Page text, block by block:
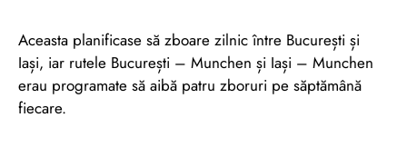
Aceasta planificase să zboare zilnic între București și
Iași, iar rutele București – Munchen și Iași – Munchen
erau programate să aibă patru zboruri pe săptămână
fiecare.